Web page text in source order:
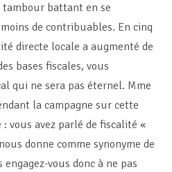
tambour battant en se
de contribuables. En cinq
directe locale a augmenté de
bases fiscales, vous
qui ne sera pas éternel. Mme
la campagne sur cette
vous avez parlé de fiscalité «
donne comme synonyme de
vous donc à ne pas